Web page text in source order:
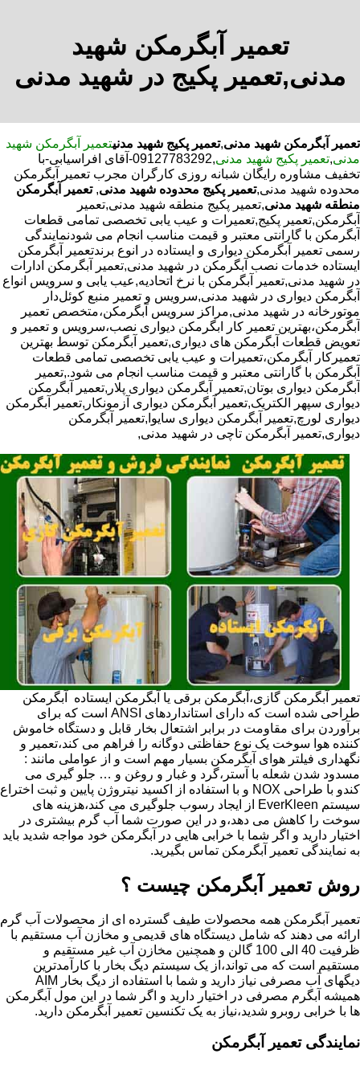
تعمیر آبگرمکن شهید
مدنی,تعمیر پکیج در شهید مدنی
تعمیر آبگرمکن شهید مدنی,تعمیر پکیج شهید مدنیتعمیر آبگرمکن شهید
مدنی,تعمیر پکیج شهید مدنی
,09127783292-آقای افراسیابی-با
تخفیف مشاوره رایگان شبانه روزی کارگران مجرب تعمیر آبگرمکن
محدوده شهید مدنی,تعمیر پکیج محدوده شهید مدنی, تعمیر آبگرمکن
منطقه شهید مدنی,تعمیر پکیج منطقه شهید مدنی,تعمیر
آبگرمکن,تعمیر پکیج,تعمیرات و عیب یابی تخصصی تمامی قطعات
آبگرمکن با گارانتی معتبر و قیمت مناسب انجام می شودنمایندگی
رسمی تعمیر آبگرمکن دیواری و ایستاده در انوع برندتعمیر آبگرمکن
ایستاده خدمات نصب آبگرمکن در شهید مدنی,تعمیر آبگرمکن ادارات
در شهید مدنی,تعمیر آبگرمکن با نرخ اتحادیه,عیب یابی و سرویس انواع
آبگرمکن دیواری در شهید مدنی,سرویس و تعمیر منبع کوئل‌دار
موتورخانه در شهید مدنی,مراکز سرویس آبگرمکن،متخصص تعمیر
آبگرمکن،بهترین تعمیر کار ابگرمکن دیواری نصب،سرویس و تعمیر و
تعویض قطعات آبگرمکن های دیواری,تعمیر آبگرمکن توسط بهترین
تعمیرکار آبگرمکن،تعمیرات و عیب یابی تخصصی تمامی قطعات
آبگرمکن با گارانتی معتبر و قیمت مناسب انجام می شود.,تعمیر
آبگرمکن دیواری بوتان,تعمیر آبگرمکن دیواری پلار,تعمیر آبگرمکن
دیواری سپهر الکتریک,تعمیر آبگرمکن دیواری آزمونکار,تعمیر آبگرمکن
دیواری لورچ,تعمیر آبگرمکن دیواری سایوا,تعمیر آبگرمکن
دیواری,تعمیر آبگرمکن تاچی در شهید مدنی,
تعمیر آبگرمکن گازی،آبگرمکن برقی یا آبگرمکن ایستاده ​ آبگرمکن
طراحی شده است که دارای استانداردهای ANSI است که برای
برآوردن برای مقاومت در برابر اشتعال بخار قابل و دستگاه خاموش
کننده هوا سوخت یک نوع حفاظتی دوگانه را فراهم می کند،تعمیر و
نگهداری فیلتر هوای آبگرمکن بسیار مهم است و از عواملی مانند :
مسدود شدن شعله با آستر،گرد و غبار و روغن و … جلو گیری می
کندو با طراحی NOX و با استفاده از اکسید نیتروژن پایین و ثبت اختراع
سیستم EverKleen از ایجاد رسوب جلوگیری می کند،هزینه های
سوخت را کاهش می دهد،و در این صورت شما آب گرم بیشتری در
اختیار دارید و اگر شما با خرابی هایی در آبگرمکن خود مواجه شدید باید
به نمایندگی تعمیر آبگرمکن تماس بگیرید.
روش تعمیر آبگرمکن چیست ؟
تعمیر آبگرمکن همه محصولات طیف گسترده ای از محصولات آب گرم
ارائه می دهند که شامل دیستگاه های قدیمی و مخازن آب مستقیم با
ظرفیت 40 الی 100 گالن و همچنین مخازن آب غیر مستقیم و
مستقیم است که می تواند،از یک سیستم دیگ بخار با کارآمدترین
دیگهای آب مصرفی نیاز دارید و شما با استفاده از دیگ بخار AIM
همیشه آبگرم مصرفی در اختیار دارید و اگر شما در این مول آبگرمکن
ها با خرابی روبرو شدید،نیاز به یک تکنسین تعمیر آبگرمکن دارید.
نمایندگی تعمیر آبگرمکن